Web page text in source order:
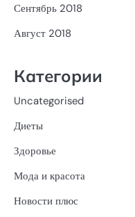
Сентябрь 2018
Август 2018
Категории
Uncategorised
Диеты
Здоровье
Мода и красота
Новости плюс